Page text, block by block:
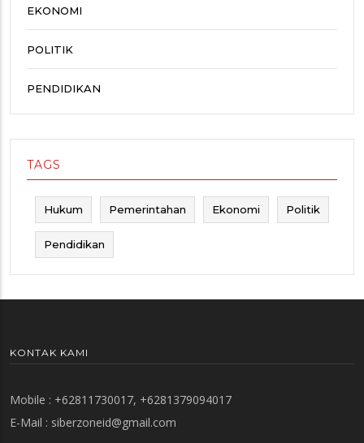
EKONOMI
POLITIK
PENDIDIKAN
TAGS
Hukum Pemerintahan Ekonomi Politik
Pendidikan
KONTAK KAMI
Mobile : +62811730017, +6281379094017
E-Mail : siberzoneid@gmail.com